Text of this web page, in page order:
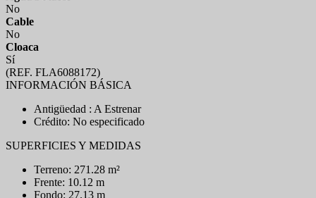
No
Cable
No
Cloaca
Sí
(REF. FLA6088172)
INFORMACIÓN BÁSICA
Antigüedad : A Estrenar
Crédito: No especificado
SUPERFICIES Y MEDIDAS
Terreno: 271.28 m²
Frente: 10.12 m
Fondo: 27.13 m